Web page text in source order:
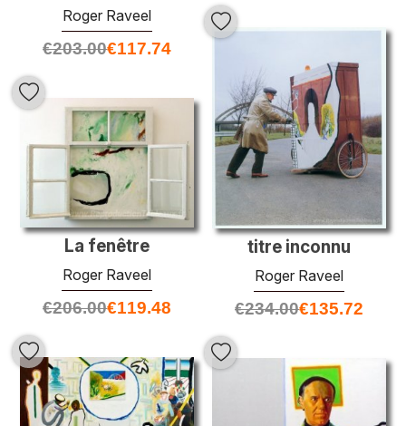
Roger Raveel
€203.00€117.74
titre inconnu
Roger Raveel
€234.00€135.72
La fenêtre
Roger Raveel
€206.00€119.48